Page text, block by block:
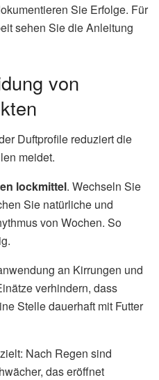
Sie Erfolge. Für
sehen Sie die Anleitung
von
Duftprofile reduziert die
meidet.
lockmittel. Wechseln Sie
Sie natürliche und
von Wochen. So
an Kirrungen und
verhindern, dass
Stelle dauerhaft mit Futter
Nach Regen sind
das eröffnet